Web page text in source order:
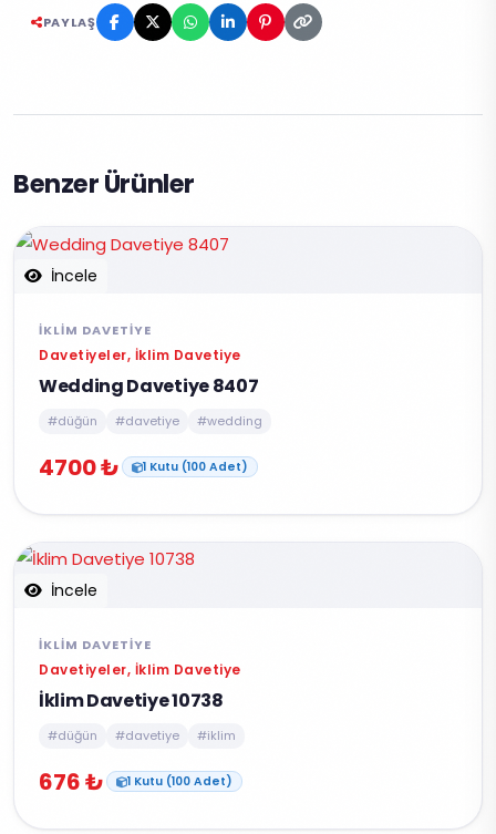
PAYLAŞ
Benzer Ürünler
İncele
İKLIM DAVETIYE
Davetiyeler, İklim Davetiye
Wedding Davetiye 8407
#düğün #davetiye #wedding
4700 ₺ 1 Kutu (100 Adet)
İncele
İKLIM DAVETIYE
Davetiyeler, İklim Davetiye
İklim Davetiye 10738
#düğün #davetiye #iklim
676 ₺ 1 Kutu (100 Adet)